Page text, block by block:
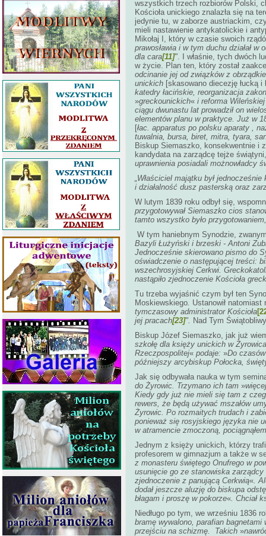
wszystkich trzech rozbiorów Polski,
Kościoła unickiego znalazła się na
jedynie tu, w zaborze austriackim,
mieli nastawienie antykatolickie i
Mikołaj I, który w czasie swoich
prawosławia i w tym duchu działał w
dla cara[11]". I właśnie, tych dwóch
w życie. Plan ten, który został
odcinanie jej od związków z
unickich [skasowano diecezję łucką i
katedry łacińskie, reorganizacja
»greckounickich« i reforma
ciągu dwunastu lat prowadził on
elementów planu w praktyce. Już w
[łac. apparatus po polsku aparaty ,
tuwalnia, bursa, biret, mitra, tyara,
Biskup Siemaszko, konsekwentnie i
kandydata na zarządcę tejże
uprawnienia posiadali możnowładcy
„Właściciel majątku był
i działalność dusz pasterską oraz
W lutym 1839 roku odbył się,
przygotowywał Siemaszko cios
tamto wszystko było
W tym haniebnym Synodzie,
Bazyli Łużyński i brzeski - Antoni
Jednocześnie skierowano pismo do
oświadczenie o następującej treści:
wszechrosyjskiej Cerkwi.
nastąpiło zjednoczenie Kościoła
Tu trzeba wyjaśnić czym był ten
Moskiewskiego. Ustanowił
tymczasowy administrator Kościoła
jej pracach[23]". Nad Tym
Biskup Józef Siemaszko, jak już
szkołę dla księży unickich w
Rzeczpospolitej« podaje: »Do
późniejszy arcybiskup Połocka,
Jak się odbywała nauka w tym
do Żyrowic. Trzymano ich tam »
Kiedy gdy już nie mieli się tam z
rewers, że będą używać mszałów
Żyrowic. Po rozmaitych trudach i
ponieważ się rosyjskiego języka nie
w atramencie zmoczoną,
Jednym z księży unickich, którzy
profesorem w gimnazjum a także w
z monasteru świętego Onufrego w
usunięcie go ze stanowiska zarządcy
zjednoczenie z panującą Cerkwią«.
dodał jeszcze aluzję do biskupa
błagam i proszę w pokorze«. Chciał
Niedługo po tym, we wrześniu 1836
bramę wywalono, parafian
przejściu na schizmę. Takich »